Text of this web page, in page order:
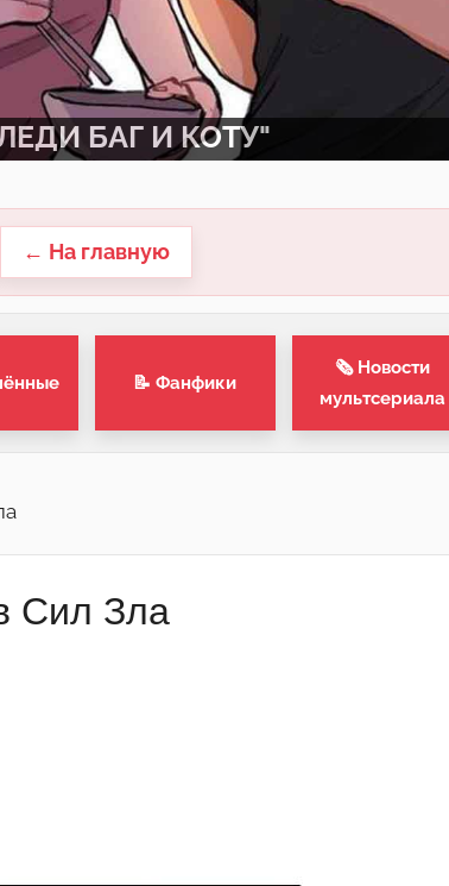
БАГ И КОТУ"
← На главную
📝 Фанфики
🗞 Новости
мультсериала
Сил Зла